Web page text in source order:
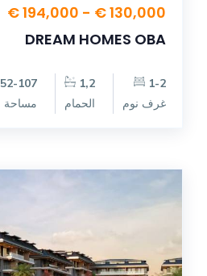
130,000 € - 194,000 €
DREAM HOMES OBA
1-2
غرف نوم
1,2
الحمام
52-107 m²
مساحة